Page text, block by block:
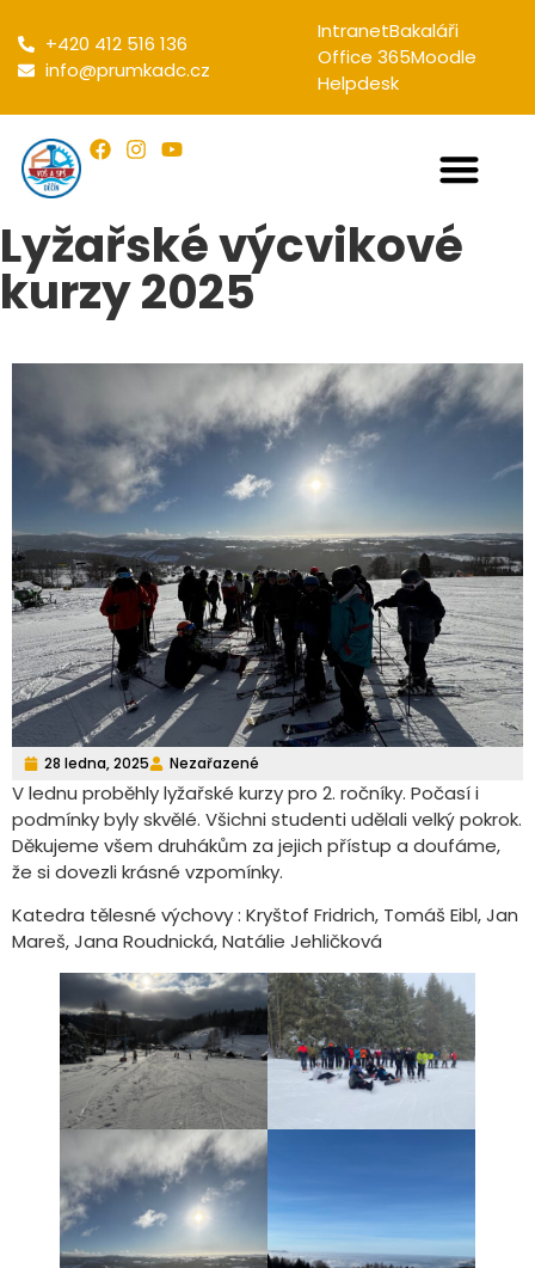
+420 412 516 136
info@prumkadc.cz
IntranetBakaláři
Office 365Moodle
Helpdesk
Lyžařské výcvikové
kurzy 2025
28 ledna, 2025 Nezařazené
V lednu proběhly lyžařské kurzy pro 2. ročníky. Počasí i
podmínky byly skvělé. Všichni studenti udělali velký pokrok.
Děkujeme všem druhákům za jejich přístup a doufáme,
že si dovezli krásné vzpomínky.
Katedra tělesné výchovy : Kryštof Fridrich, Tomáš Eibl, Jan
Mareš, Jana Roudnická, Natálie Jehličková